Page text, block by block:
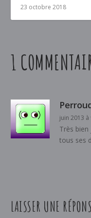
23 octobre 2018
1
juin 2013 à
Très bien
tous ses
LAISSER UNE